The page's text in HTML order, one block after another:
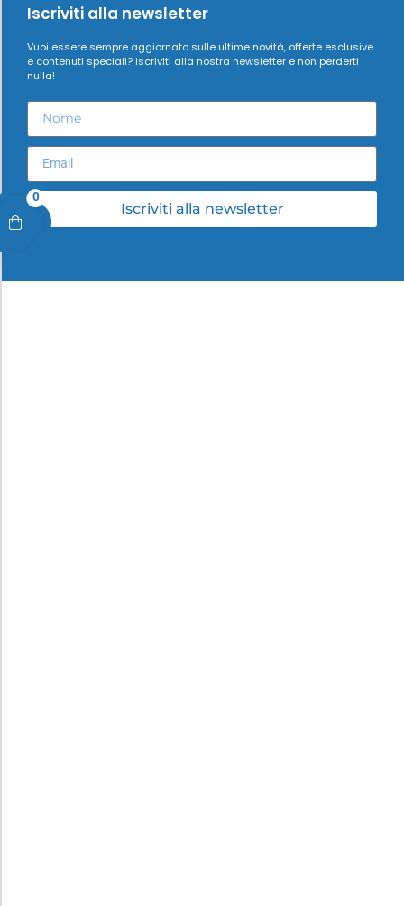
0
Iscriviti alla newsletter
Vuoi essere sempre aggiornato sulle ultime novità, offerte esclusive
e contenuti speciali? Iscriviti alla nostra newsletter e non perderti
nulla!
Iscriviti alla newsletter